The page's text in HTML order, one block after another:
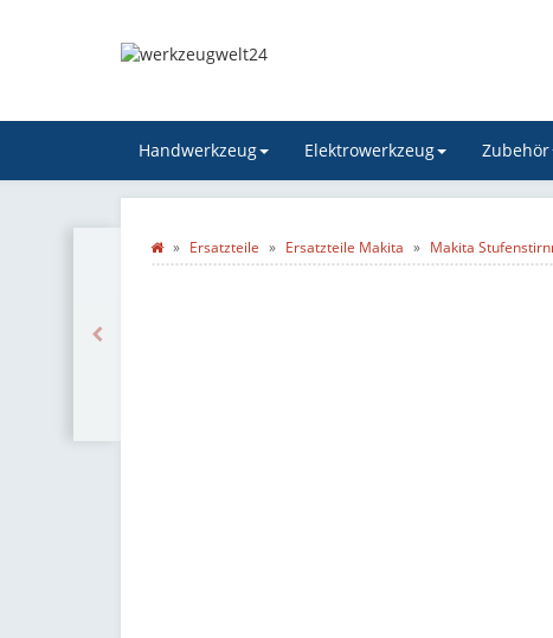
Handwerkzeug Elektrowerkzeug Zubehör
Ersatzteile Ersatzteile Makita Makita